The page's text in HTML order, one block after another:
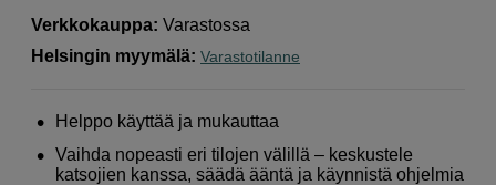
Verkkokauppa: Varastossa
Helsingin myymälä: Varastotilanne
Helppo käyttää ja mukauttaa
Vaihda nopeasti eri tilojen välillä – keskustele
katsojien kanssa, säädä ääntä ja käynnistä ohjelmia